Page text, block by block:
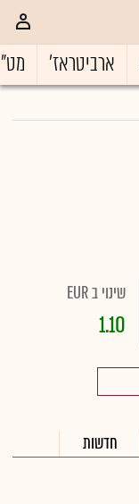
ארביטראז'
שינוי ב EUR
1.10
חדשות